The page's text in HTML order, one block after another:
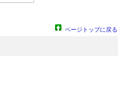
ページトップに戻る